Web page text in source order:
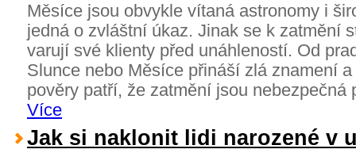
Měsíce jsou obvykle vítaná astronomy i
jedná o zvláštní úkaz. Jinak se k zatmění
varují své klienty před unáhleností. Od
Slunce nebo Měsíce přináší zlá znamení
pověry patří, že zatmění jsou nebezpečná
Více
Jak si naklonit lidi narozené v